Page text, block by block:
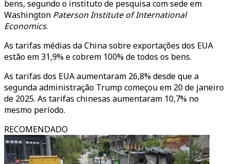
bens, segundo o instituto de pesquisa com sede em
Washington Paterson Institute of International
Economics.
As tarifas médias da China sobre exportações dos EUA
estão em 31,9% e cobrem 100% de todos os bens.
As tarifas dos EUA aumentaram 26,8% desde que a
segunda administração Trump começou em 20 de janeiro
de 2025. As tarifas chinesas aumentaram 10,7% no
mesmo período.
RECOMENDADO